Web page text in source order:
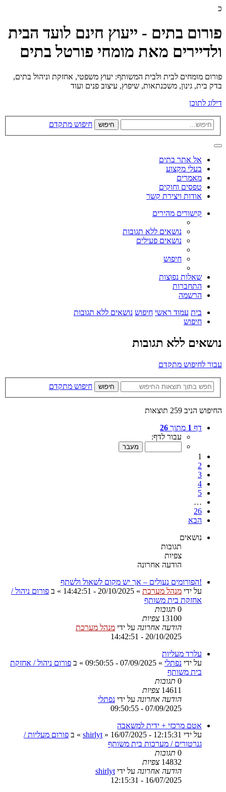
כ
פורום בתים - ייעוץ חינם לועד הבית
ולדיירים מאת מומחי פורטל בתים
פורום מומחים לבית ולבית המשותף: יעוץ משפטי, אחזקת וניהול בתים,
בדק בית, גינון, משכנתאות, שיפוץ, עיצוב פנים ועוד
דילוג לתוכן
חיפוש חיפוש מתקדם
אל אתר בתים
בעלי מקצוע
מאמרים
טפסים וחוקים
אודות ויצירת קשר
קישורים מהירים
נושאים ללא תגובות
נושאים פעילים
חיפוש
שאלות נפוצות
התחברות
הרשמה
בית עמוד ראשי חיפוש נושאים ללא תגובות
חיפוש
נושאים ללא תגובות
עבור לחיפוש מתקדם
חיפוש חיפוש מתקדם
החיפוש הניב 259 תוצאות
דף 1 מתוך 26
עבור לדף:
1
2
3
4
5
…
26
הבא
נושאים
תגובות
צפיות
הודעה אחרונה
!הפורומים נעולים – אך יש מקום לשאול ולשתף
על ידי מנהל מערכת »
20/10/2025 - 14:42:51 » ב פורום ניהול /
אחזקת בית משותף
0 תגובות
13100 צפיות
הודעה אחרונה על ידי מנהל מערכת
20/10/2025 - 14:42:51
עלרד מעליות
על ידי נפתלי »
07/09/2025 - 09:50:55 » ב פורום ניהול / אחזקת
בית משותף
0 תגובות
14611 צפיות
הודעה אחרונה על ידי נפתלי
07/09/2025 - 09:50:55
אטם מרכזי + ידית למשאבה
על ידי
shirlyt » 16/07/2025 - 12:15:31 » ב פורום מעליות /
גנרטורים / מערכות בית משותף
0 תגובות
14832 צפיות
הודעה אחרונה על ידי shirlyt
16/07/2025 - 12:15:31